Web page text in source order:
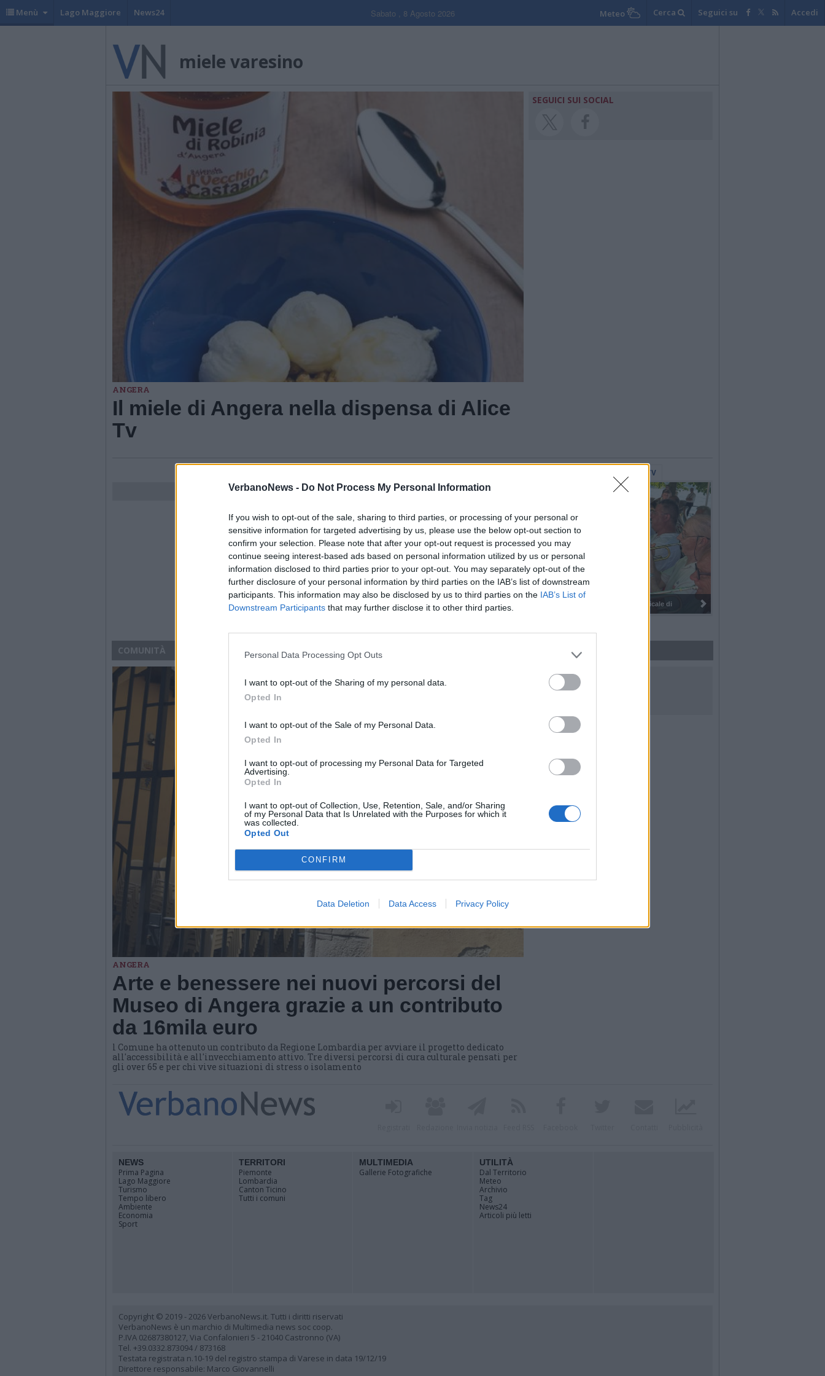
VerbanoNews - Do Not Process My Personal Information
If you wish to opt-out of the sale, sharing to third parties, or processing of your personal or
sensitive information for targeted advertising by us, please use the below opt-out section to
confirm your selection. Please note that after your opt-out request is processed you may
continue seeing interest-based ads based on personal information utilized by us or personal
information disclosed to third parties prior to your opt-out. You may separately opt-out of the
further disclosure of your personal information by third parties on the IAB’s list of downstream
participants. This information may also be disclosed by us to third parties on the IAB’s List of
Downstream Participants that may further disclose it to other third parties.
Personal Data Processing Opt Outs
I want to opt-out of the Sharing of my personal data.
Opted In
I want to opt-out of the Sale of my Personal Data.
Opted In
I want to opt-out of processing my Personal Data for Targeted
Advertising.
Opted In
I want to opt-out of Collection, Use, Retention, Sale, and/or Sharing
of my Personal Data that Is Unrelated with the Purposes for which it
was collected.
Opted Out
CONFIRM
Data Deletion Data Access Privacy Policy
Menù Lago Maggiore News24 Sabato , 8 Agosto 2026 Meteo Cerca Seguici su Accedi
miele varesino
ANGERA
Il miele di Angera nella dispensa di Alice
Tv
SEGUICI SUI SOCIAL
Guarda l'archivio
WebTV
I 100 anni del Corpo Musicale di
COMUNITÀ
ANGERA
Arte e benessere nei nuovi percorsi del
Museo di Angera grazie a un contributo
da 16mila euro
l Comune ha ottenuto un contributo da Regione Lombardia per avviare il progetto dedicato
all'accessibilità e all'invecchiamento attivo. Tre diversi percorsi di cura culturale pensati per
gli over 65 e per chi vive situazioni di stress o isolamento
SEGUICI SUI SOCIAL
NEWS
Prima Pagina
Lago Maggiore
Turismo
Tempo libero
Ambiente
Economia
Sport
TERRITORI
Piemonte
Lombardia
Canton Ticino
Tutti i comuni
MULTIMEDIA
Gallerie Fotografiche
UTILITÀ
Dal Territorio
Meteo
Archivio
Tag
News24
Articoli più letti
Copyright © 2019 - 2026 VerbanoNews.it. Tutti i diritti riservati
VerbanoNews è un marchio di Multimedia news soc coop.
P.IVA 02687380127, Via Confalonieri 5 - 21040 Castronno (VA)
Tel. +39.0332.873094 / 873168
Testata registrata n.10-19 del registro stampa di Varese in data 19/12/19
Direttore responsabile: Marco Giovannelli